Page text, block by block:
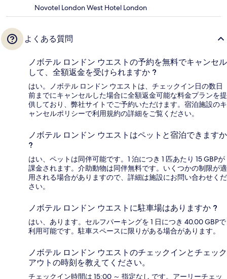
Novotel London West Hotel London
よくある質問
ノボテル ロンドン ウエストの予約を無料でキャンセル
して、全額返金を受けられますか ?
はい。ノボテル ロンドン ウエストは、チェックイン日の数日
前までにキャンセルした場合に全額返金可能な料金プランを提
供しており、弊社サイトでご予約いただけます。宿泊施設のキ
ャンセルポリシーで利用規約の詳細をご覧ください。
ノボテル ロンドン ウエストはペットと宿泊できますか
?
はい、ペットは同伴可能です。1 泊につき 1 匹あたり 15 GBPが
課金されます。介助動物は同伴無料です。いくつかの制限が適
用される場合がありますので、詳細は施設にお問い合わせくだ
さい。
ノボテル ロンドン ウエストに駐車場はありますか ?
はい、あります。セルフパーキングを 1 日につき 40.00 GBPで
利用可能です。駐車スペースに限りがある場合があります。
ノボテル ロンドン ウエストのチェックインとチェック
アウトの時刻を教えてください。
チェックイン時間は 15:00 ～ 指定なし です。アーリーチェッ